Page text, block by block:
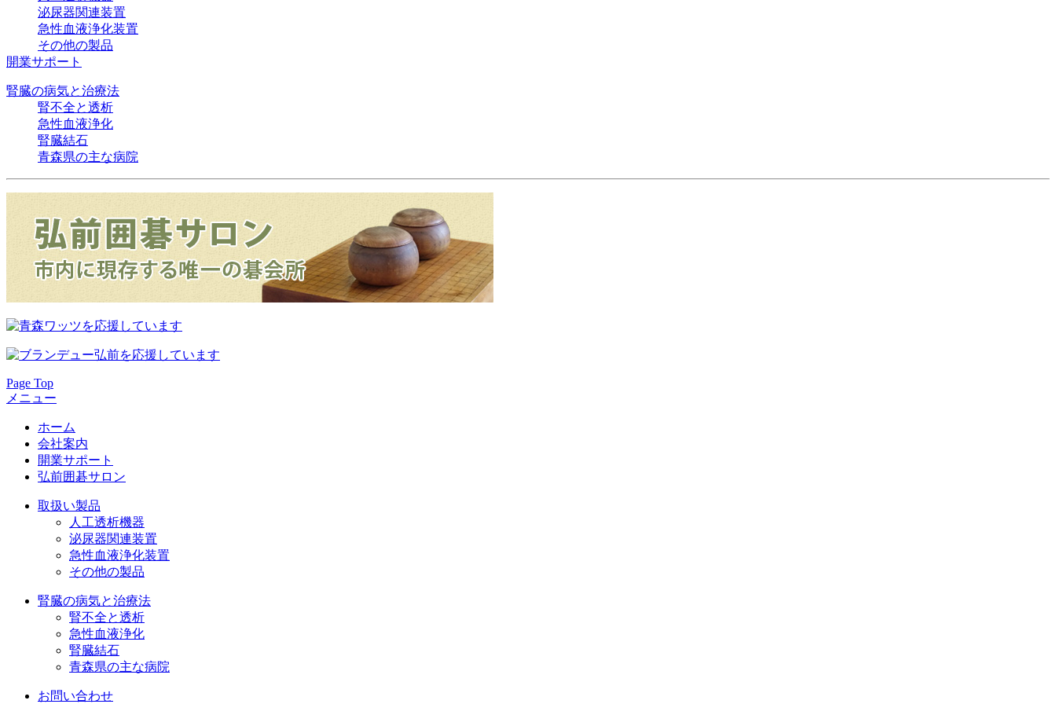
泌尿器関連装置
急性血液浄化装置
その他の製品
開業サポート
腎臓の病気と治療法
腎不全と透析
急性血液浄化
腎臓結石
青森県の主な病院
Page Top
メニュー
ホーム
会社案内
開業サポート
弘前囲碁サロン
取扱い製品
人工透析機器
泌尿器関連装置
急性血液浄化装置
その他の製品
腎臓の病気と治療法
腎不全と透析
急性血液浄化
腎臓結石
青森県の主な病院
お問い合わせ